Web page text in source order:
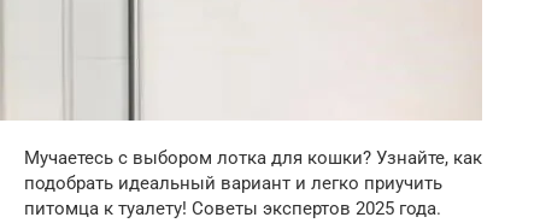
Мучаетесь с выбором лотка для кошки? Узнайте, как
подобрать идеальный вариант и легко приучить
питомца к туалету! Советы экспертов 2025 года.